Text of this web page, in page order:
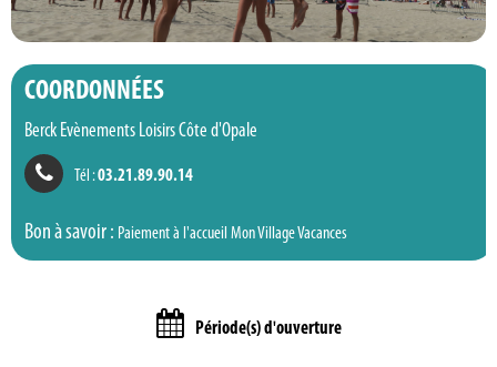
COORDONNÉES
Berck Evènements Loisirs Côte d'Opale
Tél :03.21.89.90.14
Bon à savoir : Paiement à l'accueil Mon Village Vacances
Période(s) d'ouverture